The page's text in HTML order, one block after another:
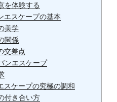
を体験する
エスケープの基本
美学
関係
交差点
ンエスケープ
スケープの究極の調和
付き合い方